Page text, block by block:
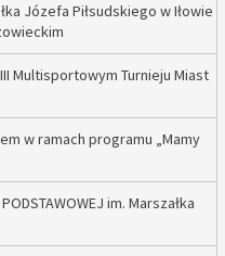
Józefa Piłsudskiego w Iłowie
Multisportowym Turnieju Miast
w ramach programu „Mamy
PODSTAWOWEJ im. Marszałka